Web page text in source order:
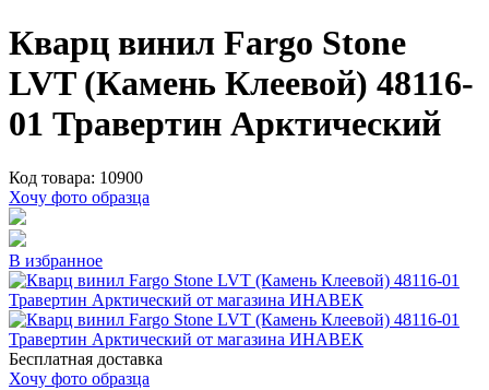
Кварц винил Fargo Stone
LVT (Камень Клеевой) 48116-
01 Травертин Арктический
Код товара: 10900
Хочу фото образца
В избранное
Бесплатная доставка
Хочу фото образца